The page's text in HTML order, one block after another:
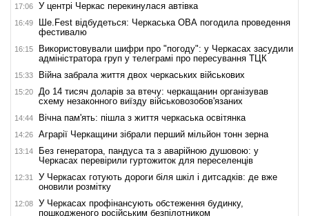
17:06 У центрі Черкас перекинулася автівка
16:49
Ше.Fest відбудеться: Черкаська ОВА погодила проведення
фестивалю
16:15
Використовували шифри про "погоду": у Черкасах засудили
адміністратора груп у телеграмі про пересування ТЦК
15:33 Війна забрала життя двох черкаських військових
15:20
До 14 тисяч доларів за втечу: черкащанин організував
схему незаконного виїзду військовозобов'язаних
14:44 Вічна пам'ять: пішла з життя черкаська освітянка
14:26 Аграрії Черкащини зібрали перший мільйон тонн зерна
13:14
Без генератора, пандуса та з аварійною душовою: у
Черкасах перевірили гуртожиток для переселенців
12:31
У Черкасах готують дороги біля шкіл і дитсадків: де вже
оновили розмітку
12:08
У Черкасах профінансують обстеження будинку,
пошкодженого російським безпілотником